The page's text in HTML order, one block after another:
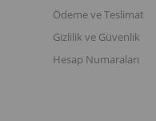
Ödeme ve Teslimat
Gizlilik ve Güvenlik
Hesap Numaraları